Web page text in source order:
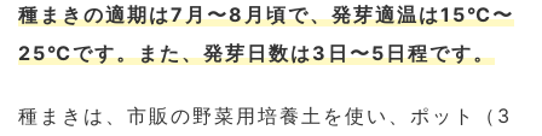
種まきの適期は7月〜8月頃で、発芽適温は15℃〜
25℃です。また、発芽日数は3日〜5日程です。
種まきは、市販の野菜用培養土を使い、ポット（3